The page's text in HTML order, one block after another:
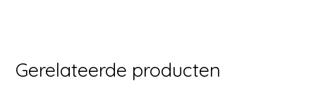
Gerelateerde producten